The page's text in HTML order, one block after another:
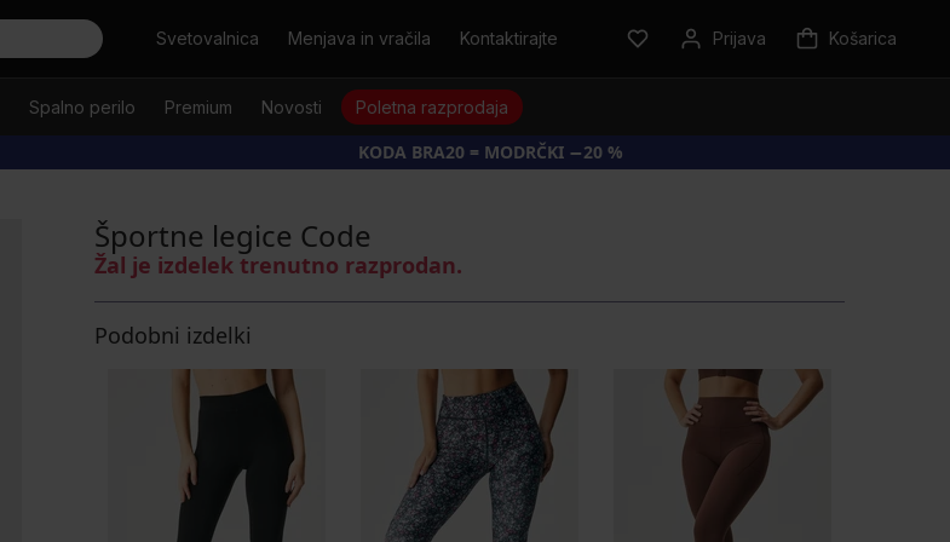
Svetovalnica Menjava in vračila Kontaktirajte Prijava Košarica
Spalno perilo Premium Novosti Poletna razprodaja
KODA BRA20 = MODRČKI −20 %
Športne legice Code
Žal je izdelek trenutno razprodan.
Podobni izdelki